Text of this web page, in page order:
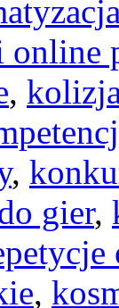
online
,
,
gier,
,